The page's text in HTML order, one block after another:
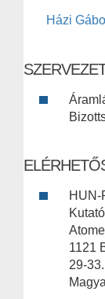
Házi
HUN-
1121
29-33.